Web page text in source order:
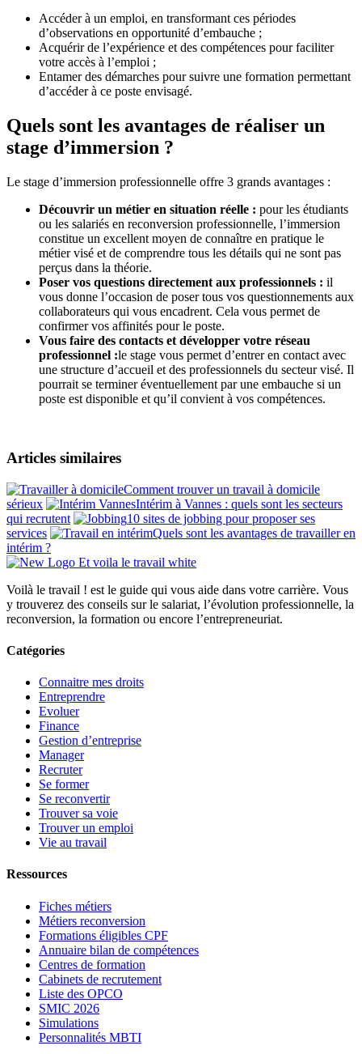
Accéder à un emploi, en transformant ces périodes
d’observations en opportunité d’embauche ;
Acquérir de l’expérience et des compétences pour faciliter
votre accès à l’emploi ;
Entamer des démarches pour suivre une formation permettant
d’accéder à ce poste envisagé.
Quels sont les avantages de réaliser un
stage d’immersion ?
Le stage d’immersion professionnelle offre 3 grands avantages :
Découvrir un métier en situation réelle : pour les étudiants
ou les salariés en reconversion professionnelle, l’immersion
constitue un excellent moyen de connaître en pratique le
métier visé et de comprendre tous les détails qui ne sont pas
perçus dans la théorie.
Poser vos questions directement aux professionnels : il
vous donne l’occasion de poser tous vos questionnements aux
collaborateurs qui vous encadrent. Cela vous permet de
confirmer vos affinités pour le poste.
Vous faire des contacts et développer votre réseau
professionnel :le stage vous permet d’entrer en contact avec
une structure d’accueil et des professionnels du secteur visé. Il
pourrait se terminer éventuellement par une embauche si un
poste est disponible et qu’il convient à vos compétences.
Articles similaires
Comment trouver un travail à domicile
sérieux
Intérim à Vannes : quels sont les secteurs
qui recrutent
10 sites de jobbing pour proposer ses
services
Quels sont les avantages de travailler en
intérim ?
Voilà le travail ! est le guide qui vous aide dans votre carrière. Vous
y trouverez des conseils sur le salariat, l’évolution professionnelle, la
reconversion, la formation ou encore l’entrepreneuriat.
Catégories
Connaitre mes droits
Entreprendre
Evoluer
Finance
Gestion d’entreprise
Manager
Recruter
Se former
Se reconvertir
Trouver sa voie
Trouver un emploi
Vie au travail
Ressources
Fiches métiers
Métiers reconversion
Formations éligibles CPF
Annuaire bilan de compétences
Centres de formation
Cabinets de recrutement
Liste des OPCO
SMIC 2026
Simulations
Personnalités MBTI